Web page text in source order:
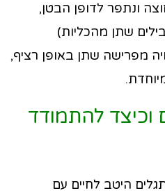
ונתפר לדופן הבטן,
שתן מהכליות)
מפרישה שתן באופן רציף,
וכיצד להתמודד
היטב לחיים עם